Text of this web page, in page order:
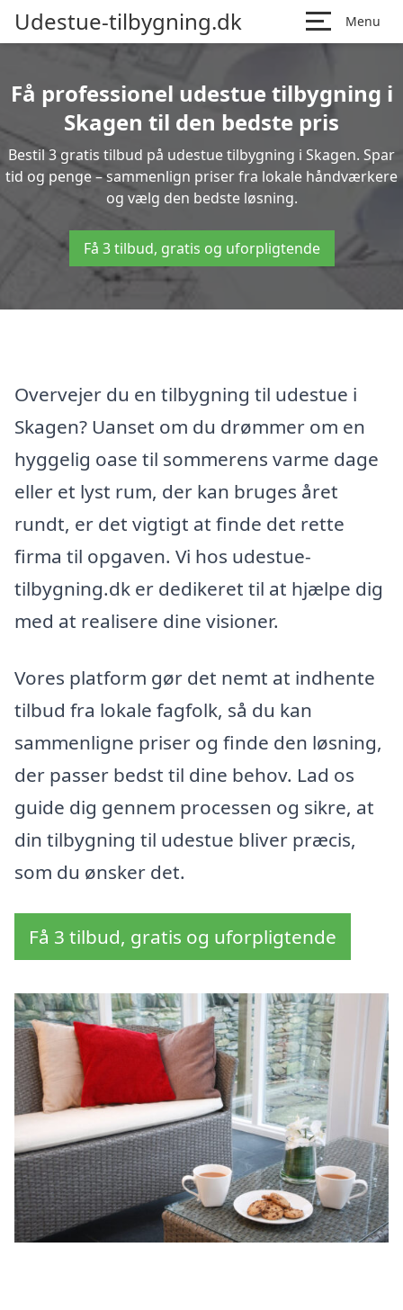
Udestue-tilbygning.dk Menu
Få professionel udestue tilbygning i
Skagen til den bedste pris
Bestil 3 gratis tilbud på udestue tilbygning i Skagen. Spar
tid og penge – sammenlign priser fra lokale håndværkere
og vælg den bedste løsning.
Få 3 tilbud, gratis og uforpligtende
Overvejer du en tilbygning til udestue i
Skagen? Uanset om du drømmer om en
hyggelig oase til sommerens varme dage
eller et lyst rum, der kan bruges året
rundt, er det vigtigt at finde det rette
firma til opgaven. Vi hos udestue-
tilbygning.dk er dedikeret til at hjælpe dig
med at realisere dine visioner.
Vores platform gør det nemt at indhente
tilbud fra lokale fagfolk, så du kan
sammenligne priser og finde den løsning,
der passer bedst til dine behov. Lad os
guide dig gennem processen og sikre, at
din tilbygning til udestue bliver præcis,
som du ønsker det.
Få 3 tilbud, gratis og uforpligtende